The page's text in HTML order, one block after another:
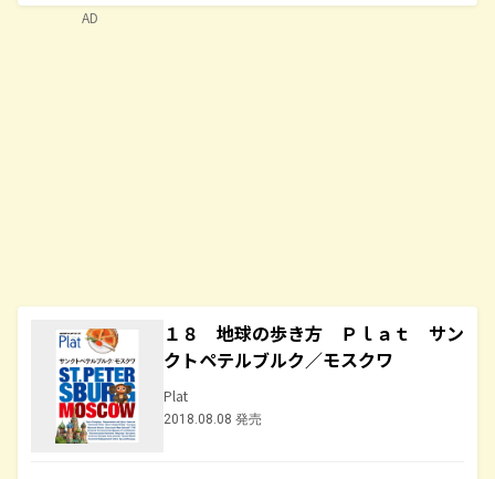
１８ 地球の歩き方 Ｐｌａｔ サン
クトペテルブルク／モスクワ
Plat
2018.08.08 発売
AD